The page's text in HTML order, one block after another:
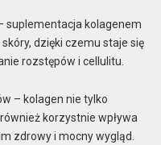
suplementacja kolagenem
dzięki czemu staje się
rozstępów i cellulitu.
– kolagen nie tylko
korzystnie wpływa
zdrowy i mocny wygląd.